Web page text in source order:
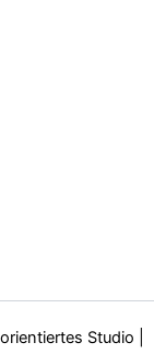
Studio |